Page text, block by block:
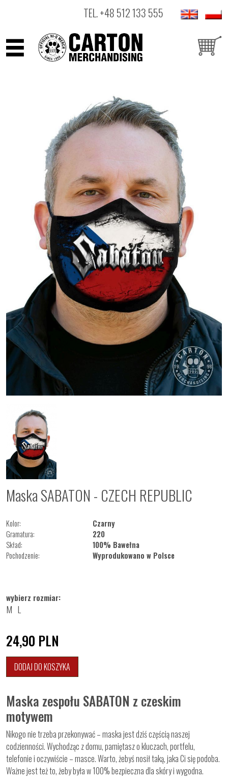
TEL.+48 512 133 555
Maska SABATON - CZECH REPUBLIC
Kolor:
Czarny
Gramatura:
220
Skład:
100% Bawełna
Pochodzenie:
Wyprodukowano w Polsce
wybierz rozmiar:
M L
24,90 PLN
DODAJ DO KOSZYKA
Maska zespołu SABATON z czeskim
motywem
Nikogo nie trzeba przekonywać – maska jest dziś częścią naszej
codzienności. Wychodząc z domu, pamiętasz o kluczach, portfelu,
telefonie i oczywiście – masce. Warto, żebyś nosił taką, jaka Ci się podoba.
Ważne jest też to, żeby była w 100% bezpieczna dla skóry i wygodna.